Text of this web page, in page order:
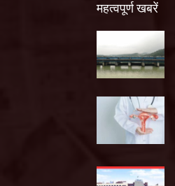
महत्वपूर्ण खबरें